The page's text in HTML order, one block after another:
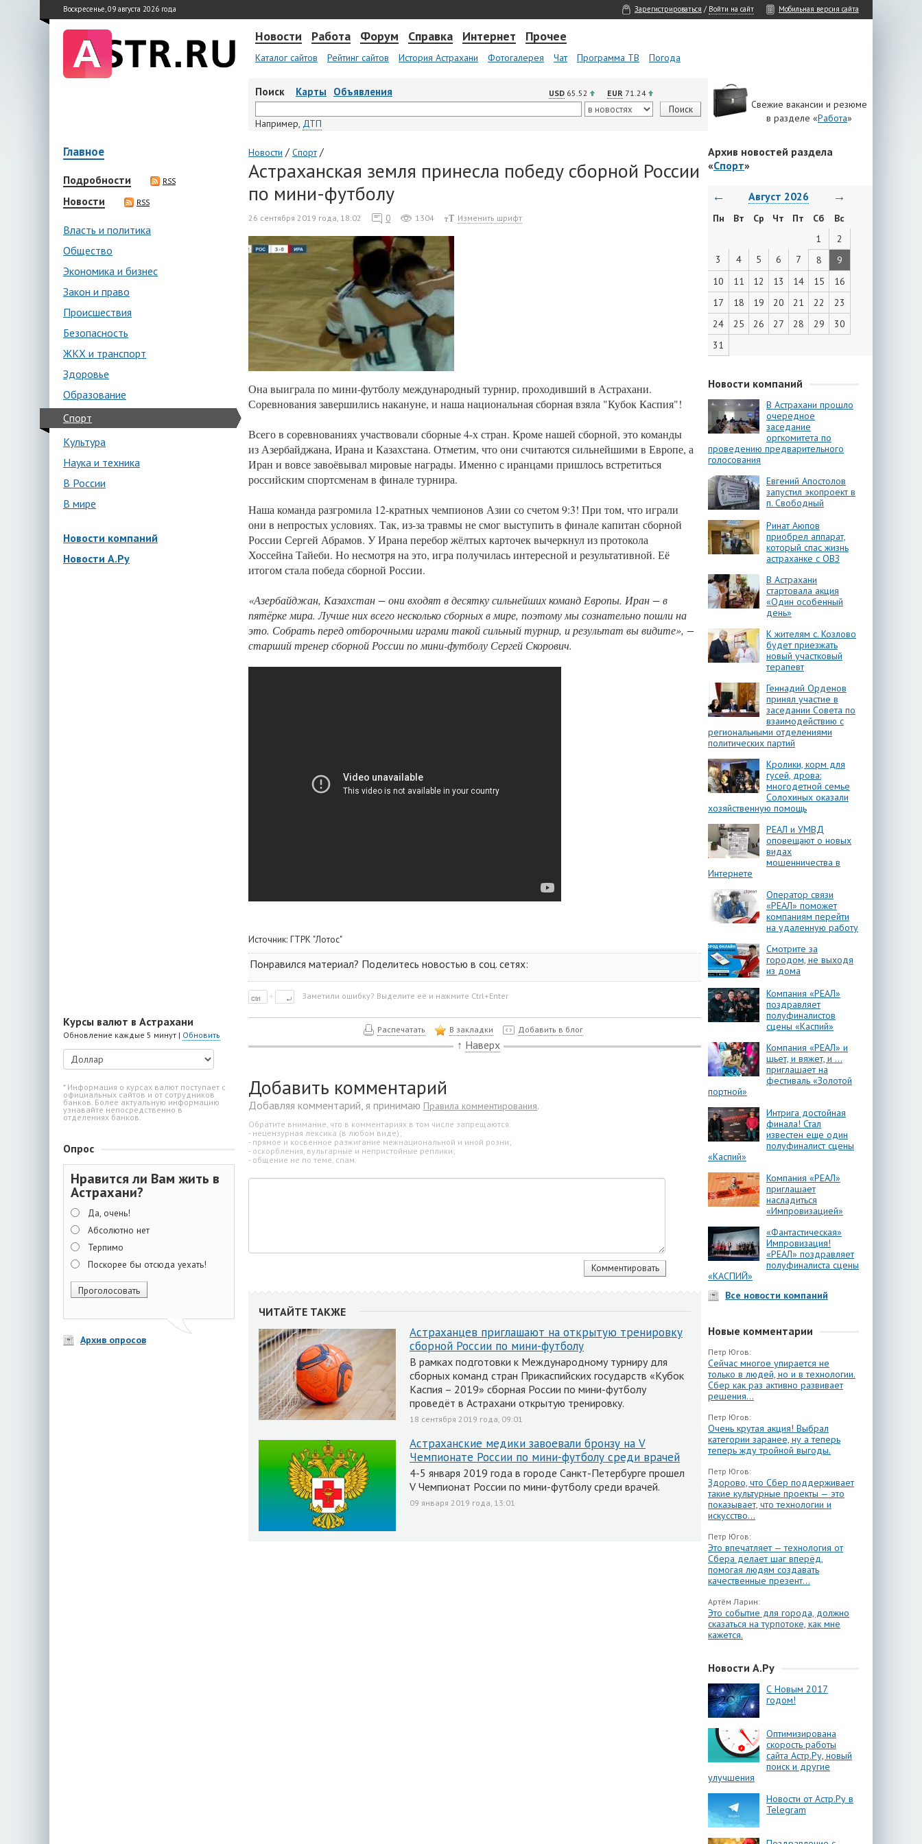
Воскресенье, 09 августа 2026 года Зарегистрироваться / Войти на сайт Мобильная версия сайта
Новости Работа Форум Справка Интернет Прочее
Каталог сайтов Рейтинг сайтов История Астрахани Фотогалерея Чат Программа ТВ Погода
Поиск Карты Объявления USD 65.52 EUR 71.24
Например, ДТП
Свежие вакансии и резюме
в разделе «Работа»
Главное
Подробности RSS
Новости RSS
Власть и политика
Общество
Экономика и бизнес
Закон и право
Происшествия
Безопасность
ЖКХ и транспорт
Здоровье
Образование
Спорт
Культура
Наука и техника
В России
В мире
Новости компаний
Новости А.Ру
Курсы валют в Астрахани
Обновление каждые 5 минут | Обновить
* Информация о курсах валют поступает с
официальных сайтов и от сотрудников
банков. Более актуальную информацию
узнавайте непосредственно в
отделениях банков.
Опрос
Нравится ли Вам жить в
Астрахани?
Да, очень!
Абсолютно нет
Терпимо
Поскорее бы отсюда уехать!
Архив опросов
Новости / Спорт/
Астраханская земля принесла победу сборной России
по мини-футболу
26 сентября 2019 года, 18:02 0 1304 Изменить шрифт
Она выиграла по мини-футболу международный турнир, проходивший в Астрахани.
Соревнования завершились накануне, и наша национальная сборная взяла "Кубок Каспия"!
Всего в соревнованиях участвовали сборные 4-х стран. Кроме нашей сборной, это команды
из Азербайджана, Ирана и Казахстана. Отметим, что они считаются сильнейшими в Европе, а
Иран и вовсе завоёвывал мировые награды. Именно с иранцами пришлось встретиться
российским спортсменам в финале турнира.
Наша команда разгромила 12-кратных чемпионов Азии со счетом 9:3! При том, что играли
они в непростых условиях. Так, из-за травмы не смог выступить в финале капитан сборной
России Сергей Абрамов. У Ирана перебор жёлтых карточек вычеркнул из протокола
Хоссейна Тайеби. Но несмотря на это, игра получилась интересной и результативной. Её
итогом стала победа сборной России.
«Азербайджан, Казахстан − они входят в десятку сильнейших команд Европы. Иран − в
пятёрке мира. Лучше них всего несколько сборных в мире, поэтому мы сознательно пошли на
это. Собрать перед отборочными играми такой сильный турнир, и результат вы видите», −
старший тренер сборной России по мини-футболу Сергей Скорович.
Источник: ГТРК "Лотос"
Понравился материал? Поделитесь новостью в соц. сетях:
Заметили ошибку? Выделите её и нажмите Ctrl+Enter
Распечатать В закладки Добавить в блог
↑ Наверх
Добавить комментарий
Добавляя комментарий, я принимаю Правила комментирования.
Обратите внимание, что в комментариях в том числе запрещаются:
- нецензурная лексика (в любом виде);
- прямое и косвенное разжигание межнациональной и иной розни;
- оскорбления, вульгарные и непристойные реплики;
- общение не по теме, спам.
ЧИТАЙТЕ ТАКЖЕ
Астраханцев приглашают на открытую тренировку
сборной России по мини-футболу
В рамках подготовки к Международному турниру для
сборных команд стран Прикаспийских государств «Кубок
Каспия – 2019» сборная России по мини-футболу
проведёт в Астрахани открытую тренировку.
18 сентября 2019 года, 09:01
Астраханские медики завоевали бронзу на V
Чемпионате России по мини-футболу среди врачей
4-5 января 2019 года в городе Санкт-Петербурге прошел
V Чемпионат России по мини-футболу среди врачей.
09 января 2019 года, 13:01
Архив новостей раздела
«Спорт»
← Август 2026 →
Пн Вт Ср Чт Пт Сб
Вс
1
2
3
4 5 6 7 8
9
10
11 12 13 14 15
16
17
18 19 20 21 22
23
24
25 26 27 28 29
30
31
Новости компаний
В Астрахани прошло
очередное
заседание
оргкомитета по
проведению предварительного
голосования
Евгений Апостолов
запустил экопроект в
п. Свободный
Ринат Аюпов
приобрел аппарат,
который спас жизнь
астраханке с ОВЗ
В Астрахани
стартовала акция
«Один особенный
день»
К жителям с. Козлово
будет приезжать
новый участковый
терапевт
Геннадий Орденов
принял участие в
заседании Совета по
взаимодействию с
региональными отделениями
политических партий
Кролики, корм для
гусей, дрова:
многодетной семье
Солохиных оказали
хозяйственную помощь
РЕАЛ и УМВД
оповещают о новых
видах
мошенничества в
Интернете
Оператор связи
«РЕАЛ» поможет
компаниям перейти
на удаленную работу
Смотрите за
городом, не выходя
из дома
Компания «РЕАЛ»
поздравляет
полуфиналистов
сцены «Каспий»
Компания «РЕАЛ» и
шьет, и вяжет, и …
приглашает на
фестиваль «Золотой
портной»
Интрига достойная
финала! Стал
известен еще один
полуфиналист сцены
«Каспий»
Компания «РЕАЛ»
приглашает
насладиться
«Импровизацией»
«Фантастическая»
Импровизация!
«РЕАЛ» поздравляет
полуфиналиста сцены
«КАСПИЙ»
Все новости компаний
Новые комментарии
Петр Югов:
Сейчас многое упирается не
только в людей, но и в технологии.
Сбер как раз активно развивает
решения...
Петр Югов:
Очень крутая акция! Выбрал
категории заранее, ну а теперь
теперь жду тройной выгоды.
Петр Югов:
Здорово, что Сбер поддерживает
такие культурные проекты — это
показывает, что технологии и
искусство...
Петр Югов:
Это впечатляет — технология от
Сбера делает шаг вперёд,
помогая людям создавать
качественные презент...
Артём Ларин:
Это событие для города, должно
сказаться на турпотоке, как мне
кажется.
Новости А.Ру
С Новым 2017
годом!
Оптимизирована
скорость работы
сайта Астр.Ру, новый
поиск и другие
улучшения
Новости от Астр.Ру в
Telegram